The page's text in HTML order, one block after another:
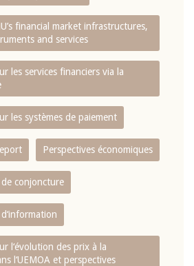
financial market infrastructures,
and services
les services financiers via la
les systèmes de paiement
Perspectives économiques
conjoncture
l‘évolution des prix à la
l‘UEMOA et perspectives